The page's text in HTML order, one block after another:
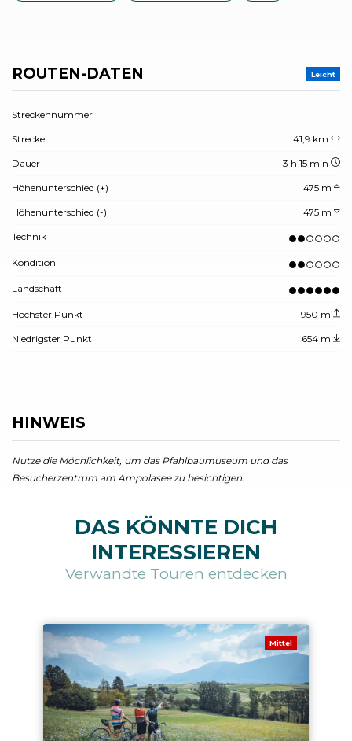
ROUTEN-DATEN Leicht
Streckennummer
Strecke 41,9 km
Dauer 3 h 15 min
Höhenunterschied (+) 475 m
Höhenunterschied (-) 475 m
Technik
Kondition
Landschaft
Höchster Punkt 950 m
Niedrigster Punkt 654 m
HINWEIS
Nutze die Möchlichkeit, um das Pfahlbaumuseum und das
Besucherzentrum am Ampolasee zu besichtigen.
DAS KÖNNTE DICH
INTERESSIEREN
Verwandte Touren entdecken
Mittel